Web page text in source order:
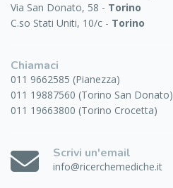
Via San Donato, 58 - Torino
C.so Stati Uniti, 10/c - Torino
Chiamaci
011 9662585 (Pianezza)
011 19887560 (Torino San Donato)
011 19663800 (Torino Crocetta)
Scrivi un'email
info@ricerchemediche.it